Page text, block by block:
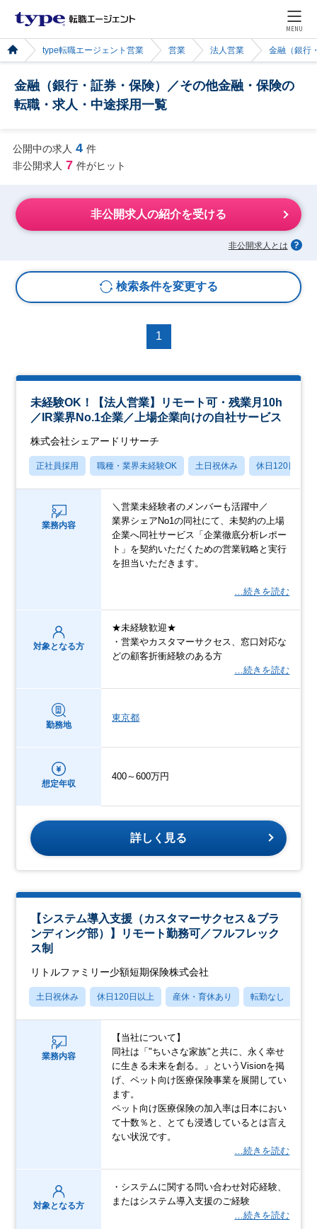
MENU
type転職エージェント営業 営業 法人営業 金融（銀行
金融（銀行・証券・保険）／その他金融・保険の
転職・求人・中途採用一覧
公開中の求人 4 件
非公開求人 7 件がヒット
非公開求人の紹介を受ける
非公開求人とは
検索条件を変更する
1
未経験OK！【法人営業】リモート可・残業月10h
／IR業界No.1企業／上場企業向けの自社サービス
株式会社シェアードリサーチ
正社員採用 職種・業界未経験OK 土日祝休み 休日120日以上
業務内容
＼営業未経験者のメンバーも活躍中／
業界シェアNo1の同社にて、未契約の上場
企業へ同社サービス「企業徹底分析レポー
ト」を契約いただくための営業戦略と実行
を担当いただきます。
…続きを読む
対象となる方
★未経験歓迎★
・営業やカスタマーサクセス、窓口対応な
どの顧客折衝経験のある方
…続きを読む
勤務地
東京都
想定年収
400～600万円
詳しく見る
【システム導入支援（カスタマーサクセス＆ブラ
ンディング部）】リモート勤務可／フルフレック
ス制
リトルファミリー少額短期保険株式会社
土日祝休み 休日120日以上 産休・育休あり 転勤なし
業務内容
【当社について】
同社は「"ちいさな家族"と共に、永く幸せ
に生きる未来を創る。」というVisionを掲
げ、ペット向け医療保険事業を展開してい
ます。
ペット向け医療保険の加入率は日本におい
て十数％と、とても浸透しているとは言え
ない状況です。
…続きを読む
対象となる方
・システムに関する問い合わせ対応経験、
またはシステム導入支援のご経験
…続きを読む